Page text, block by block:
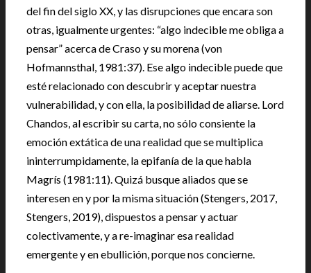
del fin del siglo XX, y las disrupciones que encara son
otras, igualmente urgentes: “algo indecible me obliga a
pensar” acerca de Craso y su morena (von
Hofmannsthal, 1981:37). Ese algo indecible puede que
esté relacionado con descubrir y aceptar nuestra
vulnerabilidad, y con ella, la posibilidad de aliarse. Lord
Chandos, al escribir su carta, no sólo consiente la
emoción extática de una realidad que se multiplica
ininterrumpidamente, la epifanía de la que habla
Magrís (1981:11). Quizá busque aliados que se
interesen en y por la misma situación (Stengers, 2017,
Stengers, 2019), dispuestos a pensar y actuar
colectivamente, y a re-imaginar esa realidad
emergente y en ebullición, porque nos concierne.